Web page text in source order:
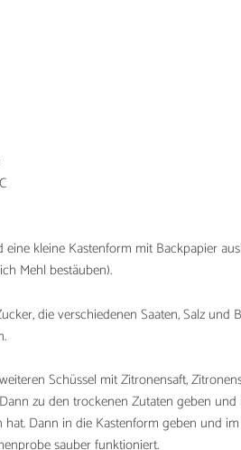
kleine Kastenform mit Backpapier
Mehl bestäuben).
die verschiedenen Saaten, Salz und
Schüssel mit Zitronensaft,
zu den trockenen Zutaten geben
Dann in die Kastenform geben und
sauber funktioniert.